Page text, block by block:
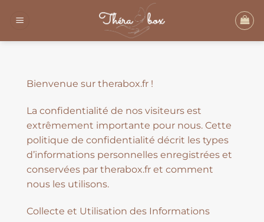
Bienvenue sur therabox.fr !
La confidentialité de nos visiteurs est
extrêmement importante pour nous. Cette
politique de confidentialité décrit les types
d’informations personnelles enregistrées et
conservées par therabox.fr et comment
nous les utilisons.
Collecte et Utilisation des Informations